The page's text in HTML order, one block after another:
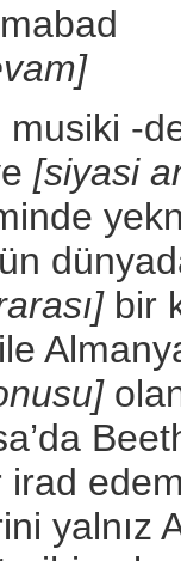
musiki -
[siyasi
bir
irad
yalnız